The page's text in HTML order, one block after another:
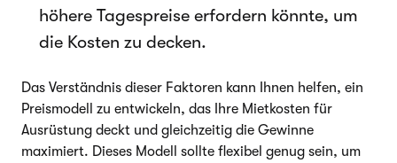
höhere Tagespreise erfordern könnte, um
die Kosten zu decken.
Das Verständnis dieser Faktoren kann Ihnen helfen, ein
Preismodell zu entwickeln, das Ihre Mietkosten für
Ausrüstung deckt und gleichzeitig die Gewinne
maximiert. Dieses Modell sollte flexibel genug sein, um